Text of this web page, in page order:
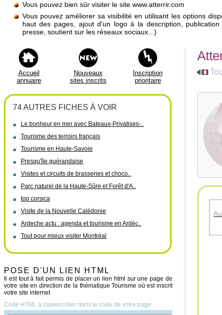
Vous pouvez bien sûr visiter le site www.atterrir.com
Vous pouvez améliorer sa visibilité en utilisant les options
haut des pages, ajout d'un logo à la description,
presse, soutient sur les réseaux sociaux...)
Accueil
annuaire
Nouveaux
sites inscrits
Inscription
prioritaire
74 AUTRES FICHES À VOIR
Le bonheur en mer avec Bateaux-Privatises-..
Tourisme des terroirs français
Tourisme en Haute-Savoie
Presqu'île guérandaise
Visites et circuits de brasseries et choco..
Parc naturel de la Haute-Sûre et Forêt d'A..
top corsica
Visite de la Nouvelle Calédonie
Ardeche actu : agenda et tourisme en Ardèc..
Tout pour mieux visiter Montréal
POSE D'UN LIEN HTML
Il est tout à fait permis de placer un lien html sur une page de
votre site en direction de la thématique Tourisme où est inscrit
votre site internet
Code HTML à copier/coller dans le code de votre page